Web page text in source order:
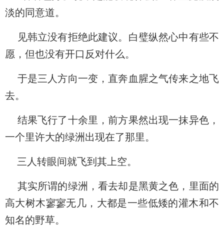
淡的同意道。
见韩立没有拒绝此建议。白璧纵然心中有些不
愿，但也没有开口反对什么。
于是三人方向一变，直奔血腥之气传来之地飞
去。
结果飞行了十余里，前方果然出现一抹异色，
一个里许大的绿洲出现在了那里。
三人转眼间就飞到其上空。
其实所谓的绿洲，看去却是黑黄之色，里面的
高大树木寥寥无几，大都是一些低矮的灌木和不
知名的野草。